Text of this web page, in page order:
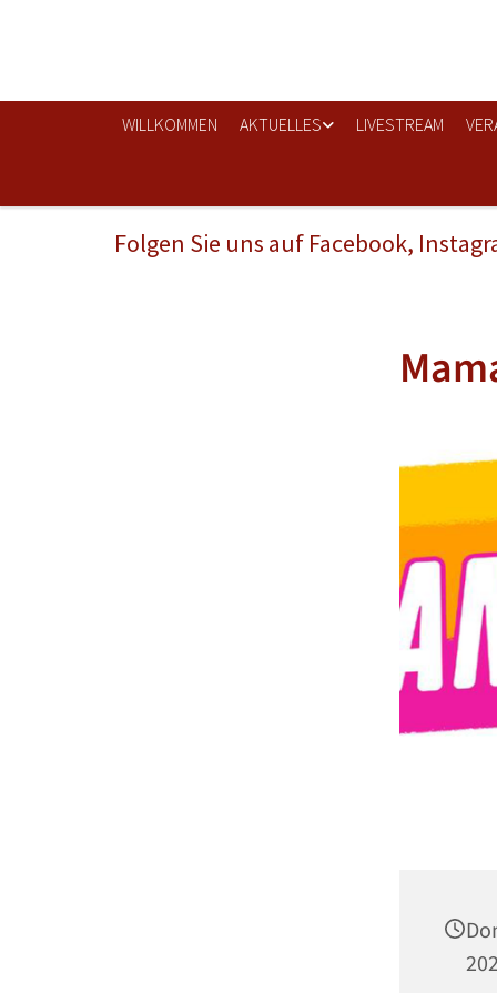
WILLKOMMEN AKTUELLES LIVESTREAM
Folgen Sie uns auf Facebook,